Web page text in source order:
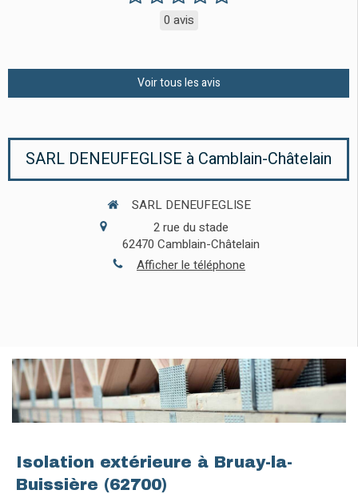
0 avis
Voir tous les avis
SARL DENEUFEGLISE à Camblain-Châtelain
SARL DENEUFEGLISE
2 rue du stade
62470 Camblain-Châtelain
Afficher le téléphone
Isolation extérieure à Bruay-la-
Buissière (62700)